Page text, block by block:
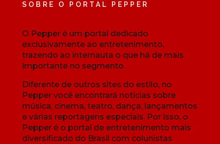
SOBRE O PORTAL PEPPER
O Pepper é um portal dedicado
exclusivamente ao entretenimento,
trazendo ao internauta o que há de mais
importante no segmento.
Diferente de outros sites do estilo, no
Pepper você encontrará notícias sobre
música, cinema, teatro, dança, lançamentos
e várias reportagens especiais. Por isso, o
Pepper é o portal de entretenimento mais
diversificado do Brasil com colunistas